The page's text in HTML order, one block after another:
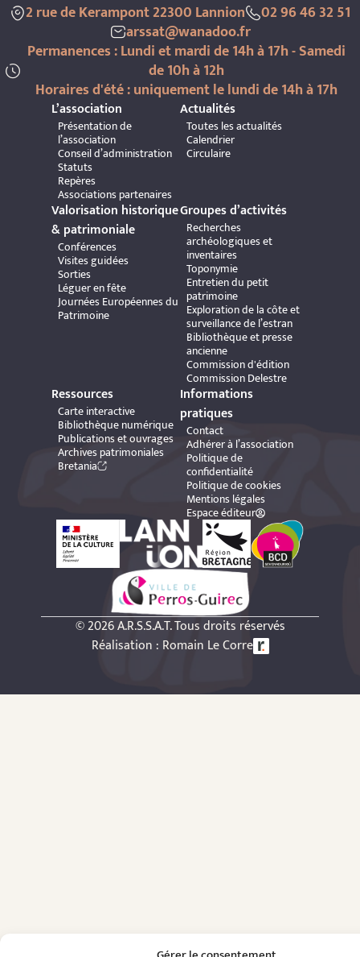
2 rue de Kerampont 22300 Lannion
02 96 46 32 51
arssat@wanadoo.fr
Permanences : Lundi et mardi de 14h à 17h - Samedi
de 10h à 12h
Horaires d'été : uniquement le lundi de 14h à 17h
L’association
Présentation de
l’association
Conseil d’administration
Statuts
Repères
Associations partenaires
Actualités
Toutes les actualités
Calendrier
Circulaire
Valorisation historique
& patrimoniale
Conférences
Visites guidées
Sorties
Léguer en fête
Journées Européennes du
Patrimoine
Groupes d’activités
Recherches
archéologiques et
inventaires
Toponymie
Entretien du petit
patrimoine
Exploration de la côte et
surveillance de l’estran
Bibliothèque et presse
ancienne
Commission d'édition
Commission Delestre
Ressources
Carte interactive
Bibliothèque numérique
Publications et ouvrages
Archives patrimoniales
Bretania
Informations
pratiques
Contact
Adhérer à l’association
Politique de
confidentialité
Politique de cookies
Mentions légales
Espace éditeur
© 2026 A.R.S.S.A.T. Tous droits réservés
Réalisation : Romain Le Corre